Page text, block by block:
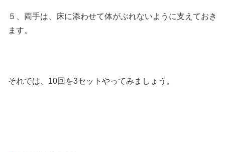
５、両手は、床に添わせて体がぶれないように支えておき
ます。
それでは、10回を3セットやってみましょう。